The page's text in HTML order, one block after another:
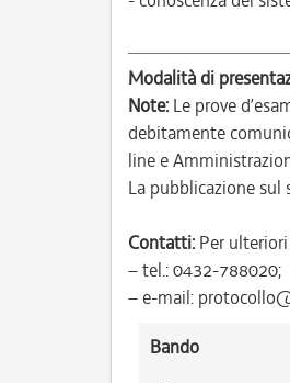
Modalità di
Note: Le prove
debitamente
line e
La pubblicazione
Contatti: Per
– tel.: 0432-788020;
– e-mail:
Bando